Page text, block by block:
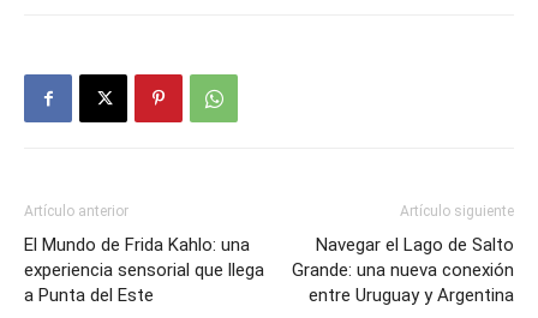
Artículo anterior
El Mundo de Frida Kahlo: una
experiencia sensorial que llega
a Punta del Este
Artículo siguiente
Navegar el Lago de Salto
Grande: una nueva conexión
entre Uruguay y Argentina